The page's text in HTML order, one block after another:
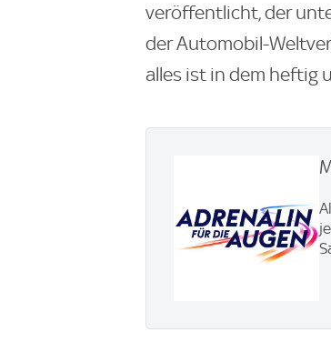
veröffentlicht, der
der Automobil-
alles ist in dem heftig